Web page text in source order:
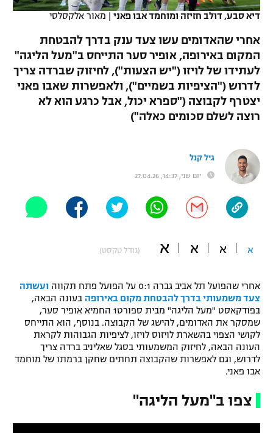
תוצאות
לוח שידורים
ברחבה
"מחצית בשכונה" – פודקאסט
משתתפים וזוכים בפרסים
תקנון משתתפים וזוכים בפרסים
תקנון עבור פעילות אלקטרה
תקנון עבור פעילות ספורט 1 – "מרלן"
גיימינג E-Sports
תנאי שימוש
תקנון פעילות ספורט 1
הפועל תל אביב
הפועל חיפה
הפועל באר שבע
מכבי נתניה
ליגה הולנדית
ליגה טורקית
ליגה סינית
ליגה ברזילאית
ליגות נוספות
דני אבדיה
שחייה
ג'ודו
אגרוף
ספורט אולימפי
היאבקות WWE
ספורט מוטורי
כדורמים
בייסבול MLB
ספורט אתגרי ואקסטרים
אומנויות לחימה
דיא סבע, דולב חזיזה ומוחמד אבו פאני | מאור אלקסלסי
אחרי שהאדומים עשו צעד ענק בדרך להבטחת
המקום באירופה, אופיר סער התייחס ב"מעל הליגה"
לעתידו של לויזו ("יש הצעות"), לחיזוק שברדה צריך
לדרוש ("הציפיות בשמיים"), ולאפשרות שאבו פאני
יצטרף לקבוצה ("ספרא יכול, אבל כרגע הוא לא
רוצה לשלם סכומים כאלה")
גיל קנל
יום שני, 14:37, 27.04.26
א א א א (גודל טקסט)
אחרי שהפועל תל אביב גברה 0:1 על הפועל פתח תקווה
ועשתה
צעד משמעותי בדרך להבטחת מקום באירופה בעונה הבאה,
בפודקאסט "מעל הליגה" מבית ספורט1 החמיא אופיר סער,
שמסקר את האדומים, להישג של הקבוצה. בנוסף, הוא התייחס
לקושי הצפוי בהשארת לויזוס לויזו, לציפיות הגבוהות לקראת
העונה הבאה, לחיזוק המשמעותי בסגל שאליניב ברדה צריך
לדרוש, וגם לאפשרות שהקבוצה תחתים שחקן ברמתו של מוחמד
אבו פאני.
צפו ב"מעל הליגה"